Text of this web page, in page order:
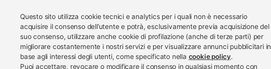
www.impreseterritorio.org
Questo sito utilizza cookie tecnici e analytics per i quali non è necessario
acquisire il consenso dell’utente e potrà, esclusivamente previa acquisizione del
suo consenso, utilizzare anche cookie di profilazione (anche di terze parti) per
migliorare costantemente i nostri servizi e per visualizzare annunci pubblicitari in
base agli interessi degli utenti, come specificato nella cookie policy.
Puoi accettare, revocare o modificare il consenso in qualsiasi momento con